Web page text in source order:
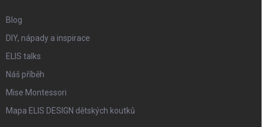
Blog
DIY, nápady a inspirace
ELIS talks
Náš příběh
Mise Montessori
Mapa ELIS DESIGN dětských koutků